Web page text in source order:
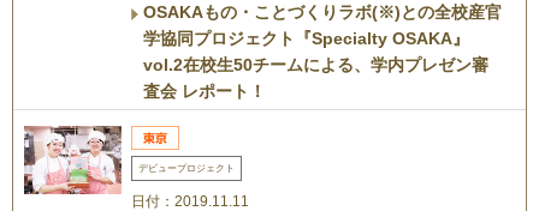
OSAKAもの・ことづくりラボ(※)との全校産官
学協同プロジェクト『Specialty OSAKA』
vol.2在校生50チームによる、学内プレゼン審
査会 レポート！
デビュープロジェクト
日付：2019.11.11